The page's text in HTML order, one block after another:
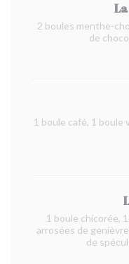
2 boules menthe-
de
1 boule café, 1 boule
1 boule chicorée,
arrosées de
de